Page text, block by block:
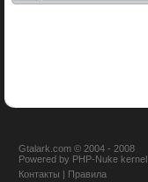
Gtalark.com © 2004 - 2008
Powered by PHP-Nuke kernel
Контакты | Правила